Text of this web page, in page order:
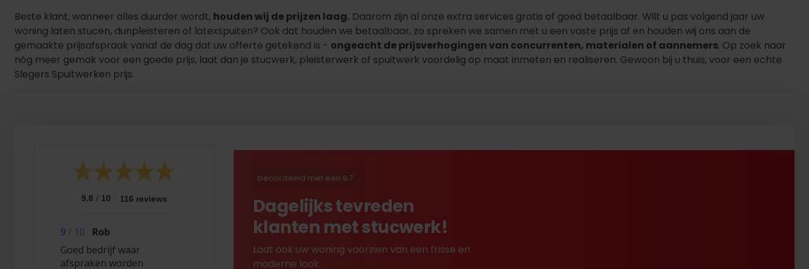
Beste klant, wanneer alles duurder wordt, houden wij de prijzen laag. Daarom zijn al onze extra services gratis of goed betaalbaar. Wilt u pas volgend jaar uw
woning laten stucen, dunpleisteren of latexspuiten? Ook dat houden we betaalbaar, zo spreken we samen met u een vaste prijs af en houden wij ons aan de
gemaakte prijsafspraak vanaf de dag dat uw offerte getekend is - ongeacht de prijsverhogingen van concurrenten, materialen of aannemers. Op zoek naar
nóg meer gemak voor een goede prijs, laat dan je stucwerk, pleisterwerk of spuitwerk voordelig op maat inmeten en realiseren. Gewoon bij u thuis, voor een echte
Slegers Spuitwerken prijs.
9.8 / 10 116 reviews
9/ 10
Rob
Goed bedrijf waar
afspraken worden
beoordeeld met een 9.7
Dagelijks tevreden
klanten met stucwerk!
Laat ook uw woning voorzien van een frisse en
moderne look.